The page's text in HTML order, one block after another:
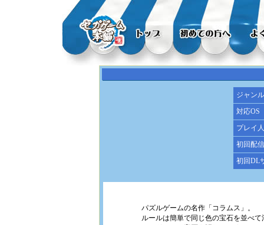
ジャンル
対応OS
プレイ
初回配
初回DL
パズルゲームの名作「コラムス」。
ルールは簡単で同じ色の宝石を並べ